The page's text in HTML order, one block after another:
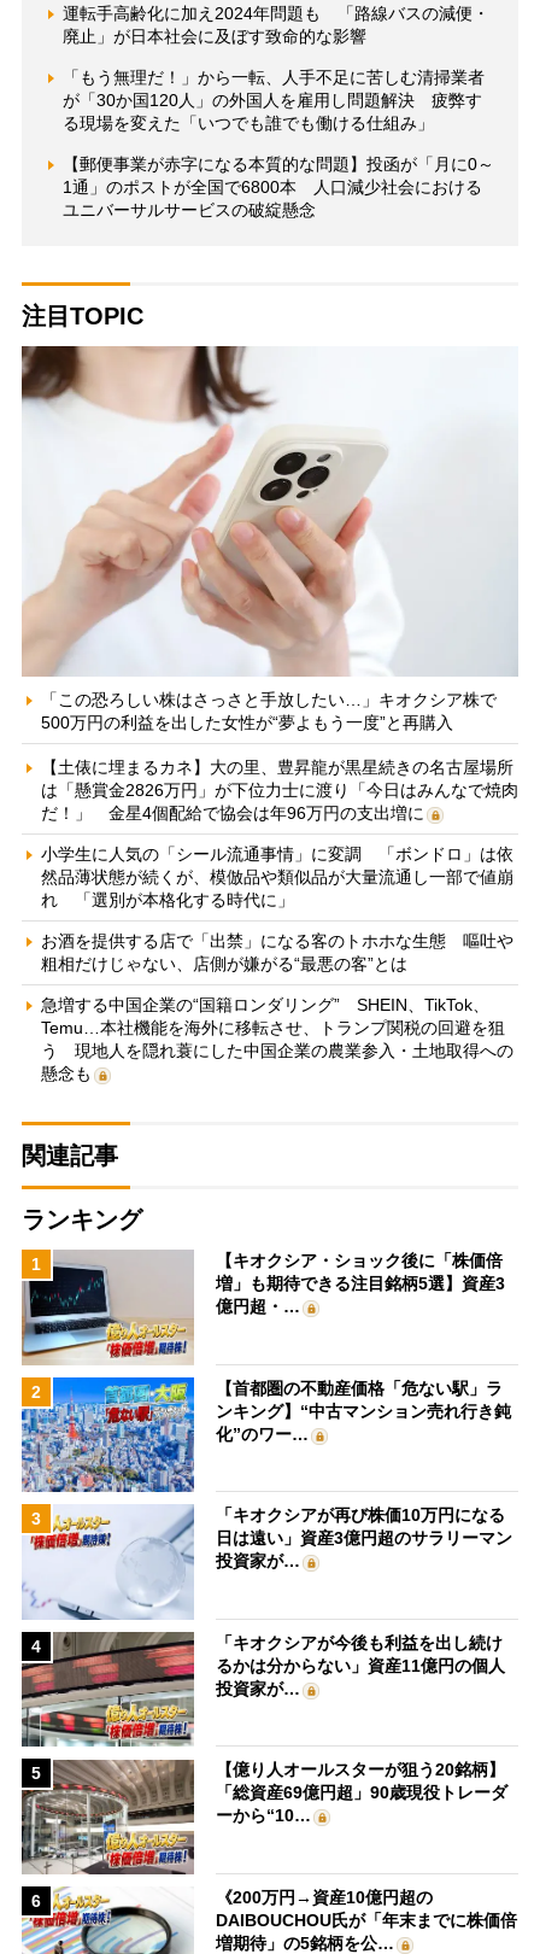
運転手高齢化に加え2024年問題も 「路線バスの減便・
廃止」が日本社会に及ぼす致命的な影響
「もう無理だ！」から一転、人手不足に苦しむ清掃業者
が「30か国120人」の外国人を雇用し問題解決 疲弊す
る現場を変えた「いつでも誰でも働ける仕組み」
【郵便事業が赤字になる本質的な問題】投函が「月に0～
1通」のポストが全国で6800本 人口減少社会における
ユニバーサルサービスの破綻懸念
注目TOPIC
「この恐ろしい株はさっさと手放したい…」キオクシア株で
500万円の利益を出した女性が“夢よもう一度”と再購入
【土俵に埋まるカネ】大の里、豊昇龍が黒星続きの名古屋場所
は「懸賞金2826万円」が下位力士に渡り「今日はみんなで焼肉
だ！」 金星4個配給で協会は年96万円の支出増に
小学生に人気の「シール流通事情」に変調 「ボンドロ」は依
然品薄状態が続くが、模倣品や類似品が大量流通し一部で値崩
れ 「選別が本格化する時代に」
お酒を提供する店で「出禁」になる客のトホホな生態 嘔吐や
粗相だけじゃない、店側が嫌がる“最悪の客”とは
急増する中国企業の“国籍ロンダリング” SHEIN、TikTok、
Temu…本社機能を海外に移転させ、トランプ関税の回避を狙
う 現地人を隠れ蓑にした中国企業の農業参入・土地取得への
懸念も
関連記事
ランキング
1
【キオクシア・ショック後に「株価倍
増」も期待できる注目銘柄5選】資産3
億円超・…
2
【首都圏の不動産価格「危ない駅」ラ
ンキング】“中古マンション売れ行き鈍
化”のワー…
3
「キオクシアが再び株価10万円になる
日は遠い」資産3億円超のサラリーマン
投資家が…
4
「キオクシアが今後も利益を出し続け
るかは分からない」資産11億円の個人
投資家が…
5
【億り人オールスターが狙う20銘柄】
「総資産69億円超」90歳現役トレーダ
ーから“10…
6
《200万円→資産10億円超の
DAIBOUCHOU氏が「年末までに株価倍
増期待」の5銘柄を公…